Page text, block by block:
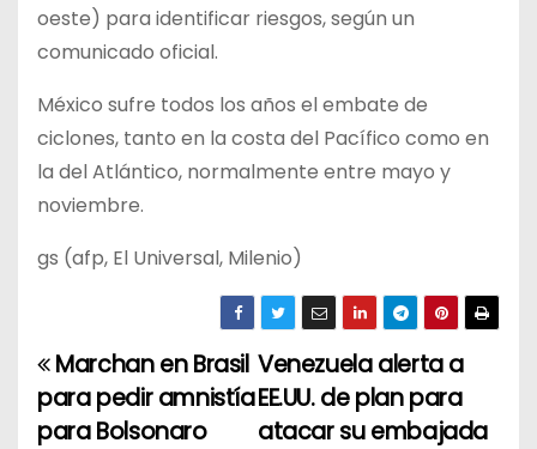
oeste) para identificar riesgos, según un
comunicado oficial.
México sufre todos los años el embate de
ciclones, tanto en la costa del Pacífico como en
la del Atlántico, normalmente entre mayo y
noviembre.
gs (afp, El Universal, Milenio)
N
a
Venezuela alerta a
EE.UU. de plan para
atacar su embajada
Marchan en Brasil
para pedir amnistía
para Bolsonaro